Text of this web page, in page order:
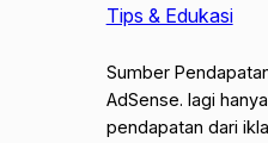
Tips & Edukasi
Sumber
AdSense. lagi
pendapatan dari